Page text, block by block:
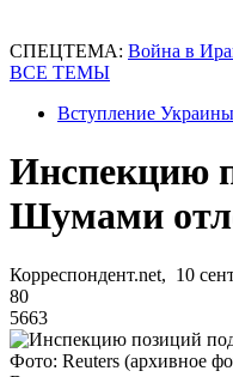
СПЕЦТЕМА: Война в
ВСЕ ТЕМЫ
Вступление
Инспекцию
Шумами
Корреспондент.net, 10
80
5663
Фото: Reuters (архивное